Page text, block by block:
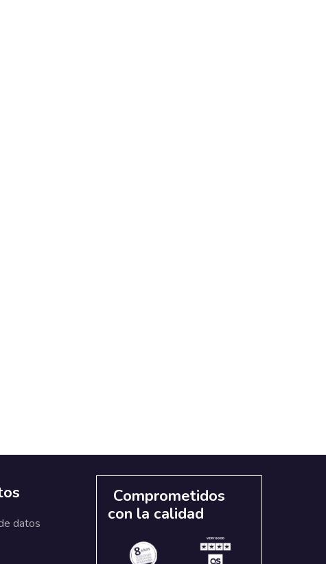
datos
Comprometidos
con la calidad